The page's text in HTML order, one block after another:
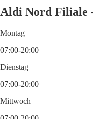
Aldi Nord Filiale
Montag
07:00-20:00
Dienstag
07:00-20:00
Mittwoch